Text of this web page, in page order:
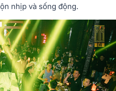
nhịp và sống động.